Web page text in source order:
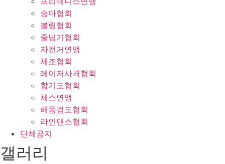
승마협회
볼링협회
줄넘기협회
자전거연맹
체조협회
레이저사격협회
합기도협회
체스연맹
해동검도협회
라인댄스협회
단체공지
갤러리